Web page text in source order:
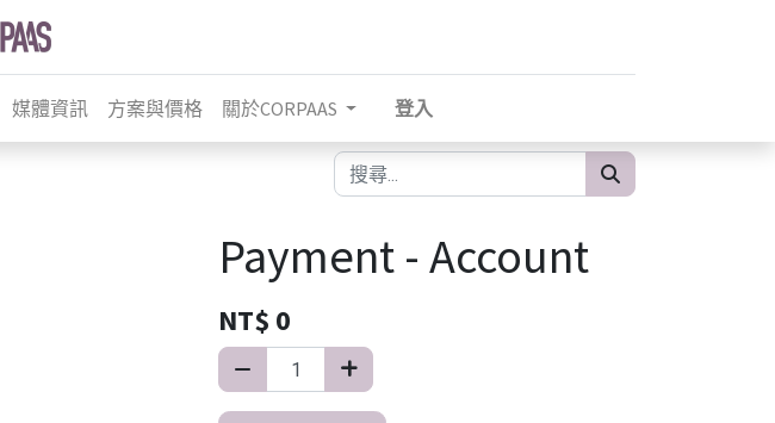
媒體資訊 方案與價格 關於CORPAAS 登入
Payment - Account
NT$ 0